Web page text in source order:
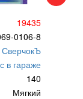
19435
0106-8
СверчокЪ
в гараже
140
Мягкий